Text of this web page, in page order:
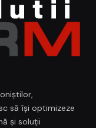
să își optimizeze
și soluții